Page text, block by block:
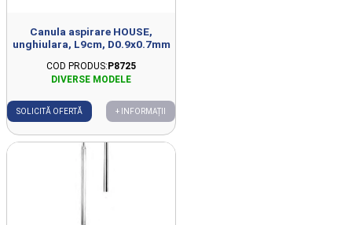
Canula aspirare HOUSE,
unghiulara, L9cm, D0.9x0.7mm
COD PRODUS: P8725
SOLICITĂ OFERTĂ + INFORMAȚII